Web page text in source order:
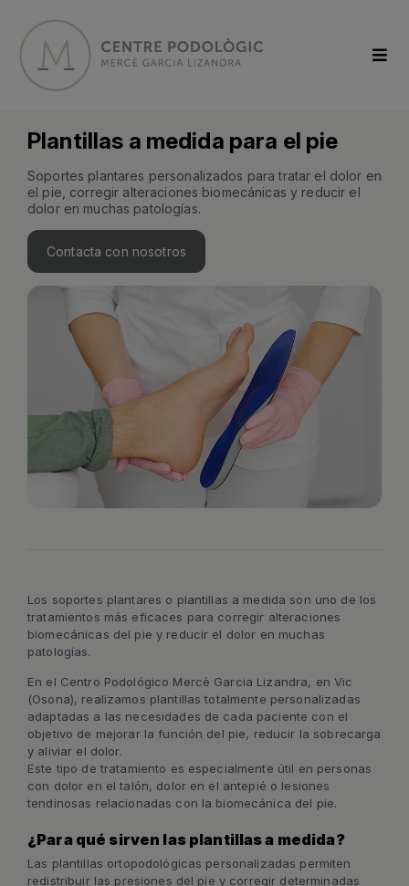
Plantillas a medida para el pie
Soportes plantares personalizados para tratar el dolor en
el pie, corregir alteraciones biomecánicas y reducir el
dolor en muchas patologías.
Contacta con nosotros
Los soportes plantares o plantillas a medida son uno de los
tratamientos más eficaces para corregir alteraciones
biomecánicas del pie y reducir el dolor en muchas
patologías.
En el Centro Podológico Mercè Garcia Lizandra, en Vic
(Osona), realizamos plantillas totalmente personalizadas
adaptadas a las necesidades de cada paciente con el
objetivo de mejorar la función del pie, reducir la sobrecarga
y aliviar el dolor.
Este tipo de tratamiento es especialmente útil en personas
con dolor en el talón, dolor en el antepié o lesiones
tendinosas relacionadas con la biomecánica del pie.
¿Para qué sirven las plantillas a medida?
Las plantillas ortopodológicas personalizadas permiten
redistribuir las presiones del pie y corregir determinadas